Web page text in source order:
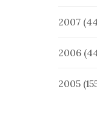
2007
2006
2005